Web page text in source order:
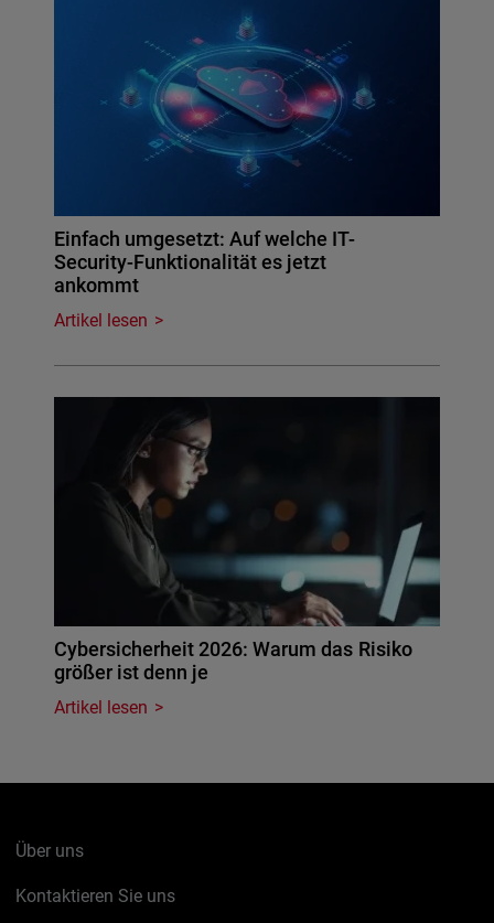
Einfach umgesetzt: Auf welche IT-
Security-Funktionalität es jetzt
ankommt
Artikel lesen
Cybersicherheit 2026: Warum das Risiko
größer ist denn je
Artikel lesen
Über uns
Kontaktieren Sie uns